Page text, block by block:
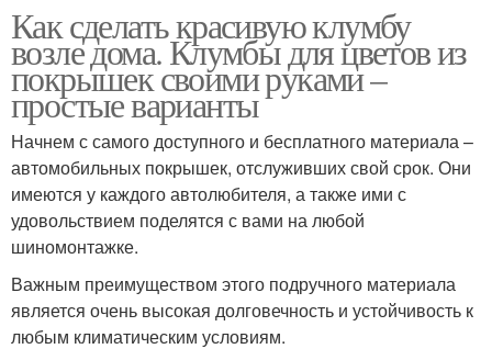
Как сделать красивую клумбу
возле дома. Клумбы для цветов из
покрышек своими руками –
простые варианты
Начнем с самого доступного и бесплатного материала –
автомобильных покрышек, отслуживших свой срок. Они
имеются у каждого автолюбителя, а также ими с
удовольствием поделятся с вами на любой
шиномонтажке.
Важным преимуществом этого подручного материала
является очень высокая долговечность и устойчивость к
любым климатическим условиям.